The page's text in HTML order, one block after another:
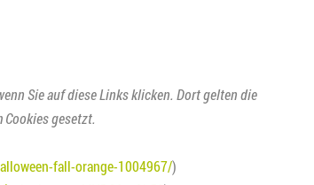
Sie auf diese Links klicken. Dort gelten die
gesetzt.
fall-orange-1004967/)